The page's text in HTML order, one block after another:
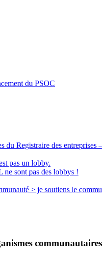
du PSOC
du Registraire des entreprises
pas un lobby.
ne sont pas des lobbys !
> je soutiens le
communautaires